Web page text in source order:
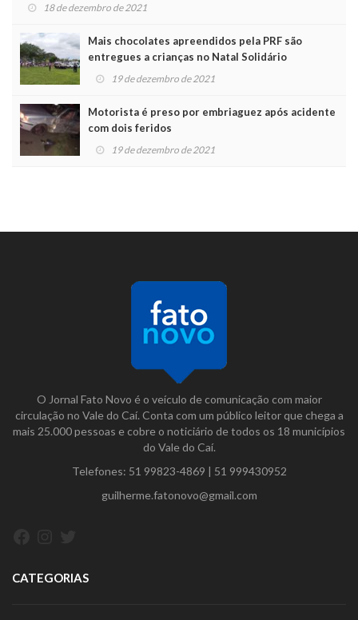
18 de dezembro de 2021
Mais chocolates apreendidos pela PRF são
entregues a crianças no Natal Solidário
19 de dezembro de 2021
Motorista é preso por embriaguez após acidente
com dois feridos
19 de dezembro de 2021
O Jornal Fato Novo é o veículo de comunicação com maior
circulação no Vale do Caí. Conta com um público leitor que chega a
mais 25.000 pessoas e cobre o noticiário de todos os 18 municípios
do Vale do Caí.
Telefones: 51 99823-4869 | 51 999430952
guilherme.fatonovo@gmail.com
CATEGORIAS